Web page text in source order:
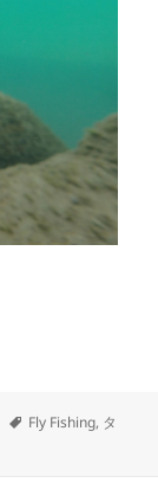
タ
Fly Fishing, タ